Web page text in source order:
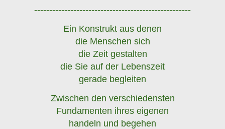
----------------------------------------------------
Ein Konstrukt aus denen
die Menschen sich
die Zeit gestalten
die Sie auf der Lebenszeit
gerade begleiten
Zwischen den verschiedensten
Fundamenten ihres eigenen
handeln und begehen